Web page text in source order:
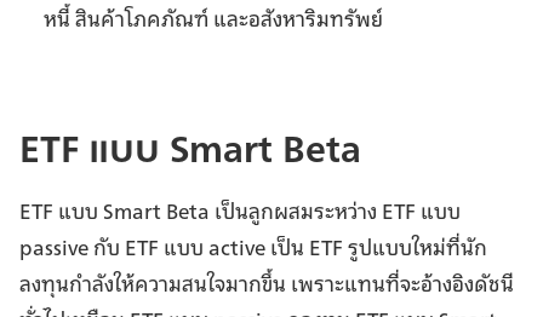
หนี้ สินค้าโภคภัณฑ์ และอสังหาริมทรัพย์
ETF แบบ Smart Beta
ETF แบบ Smart Beta เป็นลูกผสมระหว่าง ETF แบบ
passive กับ ETF แบบ active เป็น ETF รูปแบบใหม่ที่นัก
ลงทุนกำลังให้ความสนใจมากขึ้น เพราะแทนที่จะอ้างอิงดัชนี